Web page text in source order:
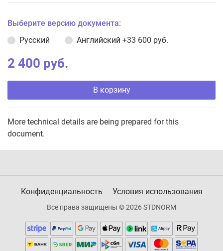
Выберите версию документа:
Русский
Английский +33 600 руб.
2 400 руб.
В корзину
More technical details are being prepared for this
document.
Конфиденциальность Условия использования
Все права защищены © 2026 STDNORM